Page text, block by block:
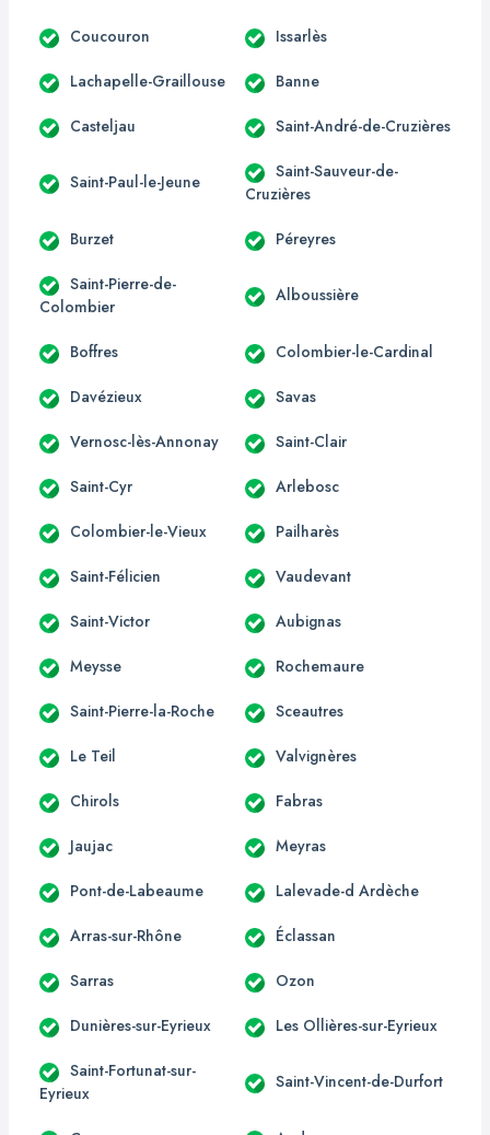
Coucouron Issarlès
Lachapelle-Graillouse Banne
Casteljau Saint-André-de-Cruzières
Saint-Paul-le-Jeune
Saint-Sauveur-de-
Cruzières
Burzet Péreyres
Saint-Pierre-de-
Colombier
Alboussière
Boffres Colombier-le-Cardinal
Davézieux Savas
Vernosc-lès-Annonay Saint-Clair
Saint-Cyr Arlebosc
Colombier-le-Vieux Pailharès
Saint-Félicien Vaudevant
Saint-Victor Aubignas
Meysse Rochemaure
Saint-Pierre-la-Roche Sceautres
Le Teil Valvignères
Chirols Fabras
Jaujac Meyras
Pont-de-Labeaume Lalevade-d Ardèche
Arras-sur-Rhône Éclassan
Sarras Ozon
Dunières-sur-Eyrieux Les Ollières-sur-Eyrieux
Saint-Fortunat-sur-
Eyrieux
Saint-Vincent-de-Durfort